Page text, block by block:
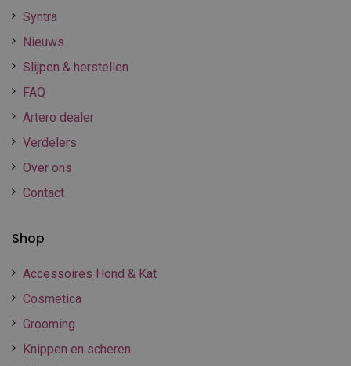
Syntra
Nieuws
Slijpen & herstellen
FAQ
Artero dealer
Verdelers
Over ons
Contact
Shop
Accessoires Hond & Kat
Cosmetica
Grooming
Knippen en scheren